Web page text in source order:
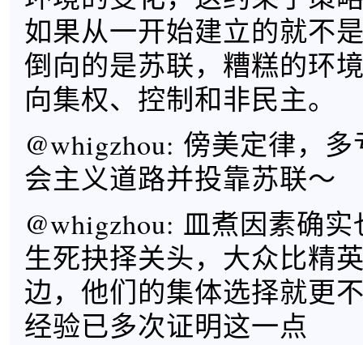
如果从一开始建立的就不
倒向的是苏联，糟糕的环
向集权、控制和非民主。
@whigzhou: 傍美定律，
会主义道路并投靠苏联～
@whigzhou: 皿煮因素确
生死抉择关头，大众比精
边，他们的集体选择就更
经验已多次证明这一点